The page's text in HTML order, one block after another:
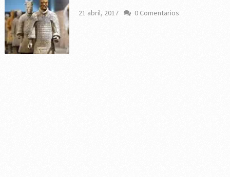
21 abril, 2017 0 Comentarios